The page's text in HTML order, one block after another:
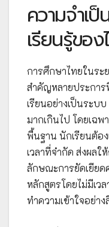
ความจำเ
เรียนรู้ขอ
การศึกษาไทยในร
สำคัญหลายประกา
เรียนอย่างเป็นระบ
มากเกินไป โดยเฉ
พื้นฐาน นักเรียนต้อ
เวลาที่จำกัด ส่งผลใ
ลักษณะการยัดเยีย
หลักสูตรโดยไม่มีเว
ทำความเข้าใจอย่า